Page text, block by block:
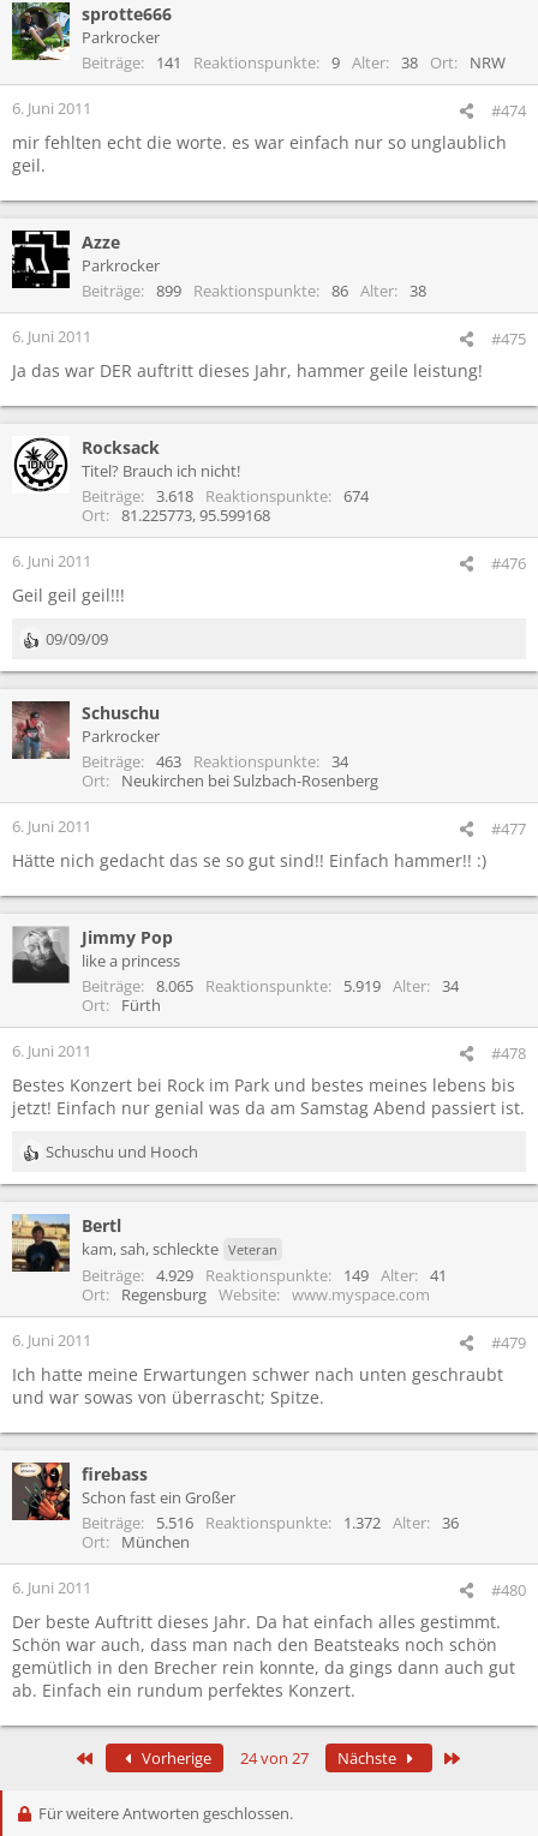
sprotte666
Parkrocker
Beiträge
141 Reaktionspunkte 9 Alter 38 Ort NRW
6. Juni 2011 #474
mir fehlten echt die worte. es war einfach nur so unglaublich
geil.
Azze
Parkrocker
Beiträge
899 Reaktionspunkte 86 Alter 38
6. Juni 2011 #475
Ja das war DER auftritt dieses Jahr, hammer geile leistung!
Rocksack
Titel? Brauch ich nicht!
Beiträge
3.618 Reaktionspunkte
674
Ort
81.225773, 95.599168
6. Juni 2011 #476
Geil geil geil!!!
R
e
k
t
i
n
:
09/09/09
Schuschu
Parkrocker
Beiträge
463 Reaktionspunkte
34
Ort
Neukirchen bei Sulzbach-Rosenberg
6. Juni 2011 #477
Hätte nich gedacht das se so gut sind!! Einfach hammer!! :)
Jimmy Pop
like a princess
Beiträge
8.065 Reaktionspunkte 5.919 Alter
34
Ort
Fürth
6. Juni 2011 #478
Bestes Konzert bei Rock im Park und bestes meines lebens bis
jetzt! Einfach nur genial was da am Samstag Abend passiert ist.
R
e
k
t
i
n
n
:
Schuschu und Hooch
Bertl
kam, sah, schleckte Veteran
Beiträge 4.929 Reaktionspunkte 149 Alter
41
Ort
Regensburg Website www.myspace.com
6. Juni 2011 #479
Ich hatte meine Erwartungen schwer nach unten geschraubt
und war sowas von überrascht; Spitze.
firebass
Schon fast ein Großer
Beiträge
5.516 Reaktionspunkte 1.372 Alter
36
Ort
München
6. Juni 2011 #480
Der beste Auftritt dieses Jahr. Da hat einfach alles gestimmt.
Schön war auch, dass man nach den Beatsteaks noch schön
gemütlich in den Brecher rein konnte, da gings dann auch gut
ab. Einfach ein rundum perfektes Konzert.
Erste Vorherige 24 von 27 Nächste
Für weitere Antworten geschlossen.